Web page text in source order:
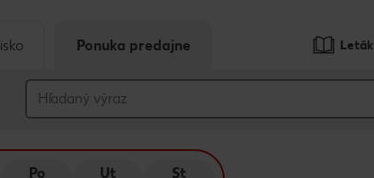
Leták
Ponuka predajne
Po Ut St